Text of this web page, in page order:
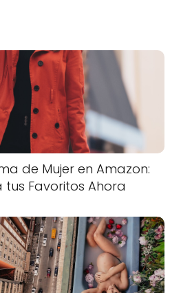
de Mujer en Amazon:
Favoritos Ahora